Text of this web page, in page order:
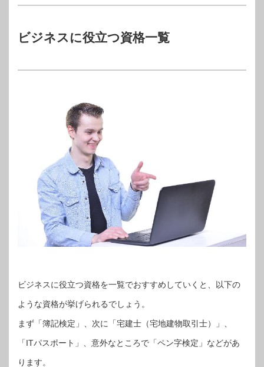
ビジネスに役立つ資格一覧
ビジネスに役立つ資格を一覧でおすすめしていくと、以下の
ような資格が挙げられるでしょう。
まず「簿記検定」、次に「宅建士（宅地建物取引士）」、
「ITパスポート」、意外なところで「ペン字検定」などがあ
ります。